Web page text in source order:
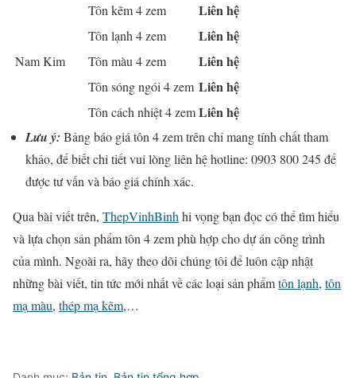
Nam Kim
Tôn kẽm 4 zem Liên hệ
Tôn lạnh 4 zem Liên hệ
Tôn màu 4 zem Liên hệ
Tôn sóng ngói 4 zem Liên hệ
Tôn cách nhiệt 4 zemLiên hệ
Lưu ý: Bảng báo giá tôn 4 zem trên chỉ mang tính chất tham
khảo, để biết chi tiết vui lòng liên hệ hotline: 0903 800 245 để
được tư vấn và báo giá chính xác.
Qua bài viết trên, ThepVinhBinhhi vọng bạn đọc có thể tìm hiểu
và lựa chọn sản phẩm tôn 4 zem phù hợp cho dự án công trình
của mình. Ngoài ra, hãy theo dõi chúng tôi để luôn cập nhật
những bài viết, tin tức mới nhất về các loại sản phẩmtôn lạnh, tôn
mạ màu, thép mạ kẽm,…